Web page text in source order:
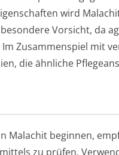
wird
Vorsicht, da
Zusammenspiel mit
die ähnliche
Malachit beginnen,
zu prüfen.